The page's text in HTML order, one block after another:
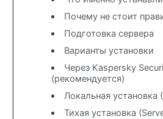
Почему не стоит
Подготовка сервера
Варианты установки
Через Kaspersky
(рекомендуется)
Локальная установка
Тихая установка